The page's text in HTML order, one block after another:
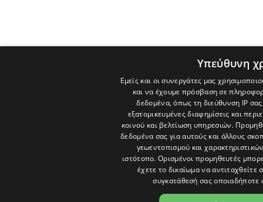
Υπεύθυνη
Εμείς και οι συνεργάτες μας
και να έχουμε πρόσβαση σε
δεδομένα, όπως τη διεύθυνση IP
εξατομικευμένες διαφημίσεις και
κοινού και βελτίωση υπηρεσιών.
δεδομένα σας για αυτούς και άλλους
γεωεντοπισμού και
ιστότοπο. Ορισμένοι προμηθευτές
έχετε το δικαίωμα να αντιταχθείτε
συγκατάθεσή σας οποιαδήποτε